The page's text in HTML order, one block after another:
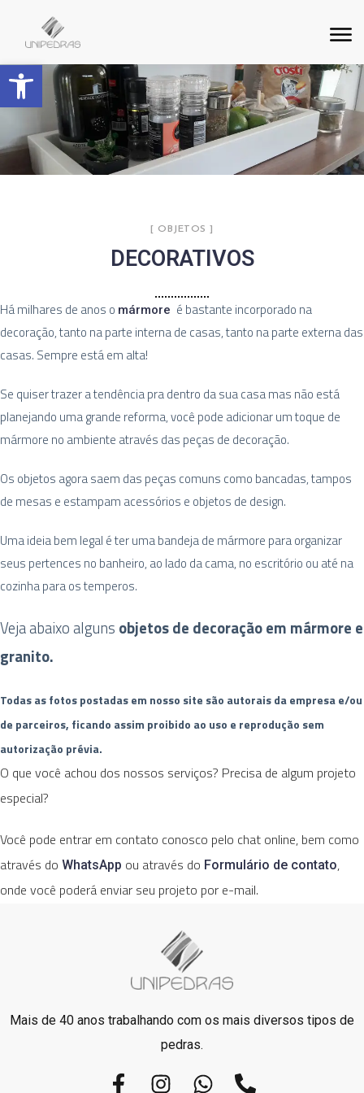
Barra de Ferramentas Aberta
[ OBJETOS ]
DECORATIVOS
Há milhares de anos o mármore é bastante incorporado na
decoração, tanto na parte interna de casas, tanto na parte externa das
casas. Sempre está em alta!
Se quiser trazer a tendência pra dentro da sua casa mas não está
planejando uma grande reforma, você pode adicionar um toque de
mármore no ambiente através das peças de decoração.
Os objetos agora saem das peças comuns como bancadas, tampos
de mesas e estampam acessórios e objetos de design.
Uma ideia bem legal é ter uma bandeja de mármore para organizar
seus pertences no banheiro, ao lado da cama, no escritório ou até na
cozinha para os temperos.
Veja abaixo alguns objetos de decoração em mármore e
granito.
Todas as fotos postadas em nosso site são autorais da empresa e/ou
de parceiros, ficando assim proibido ao uso e reprodução sem
autorização prévia.
O que você achou dos nossos serviços? Precisa de algum projeto
especial?
Você pode entrar em contato conosco pelo chat online, bem como
através do WhatsApp ou através do Formulário de contato,
onde você poderá enviar seu projeto por e-mail.
Mais de 40 anos trabalhando com os mais diversos tipos de
pedras.